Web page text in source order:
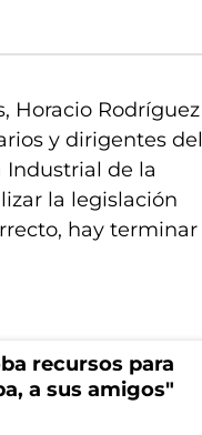
Horacio Rodríguez
y dirigentes del
Industrial de la
la legislación
hay terminar
recursos para
a sus amigos"